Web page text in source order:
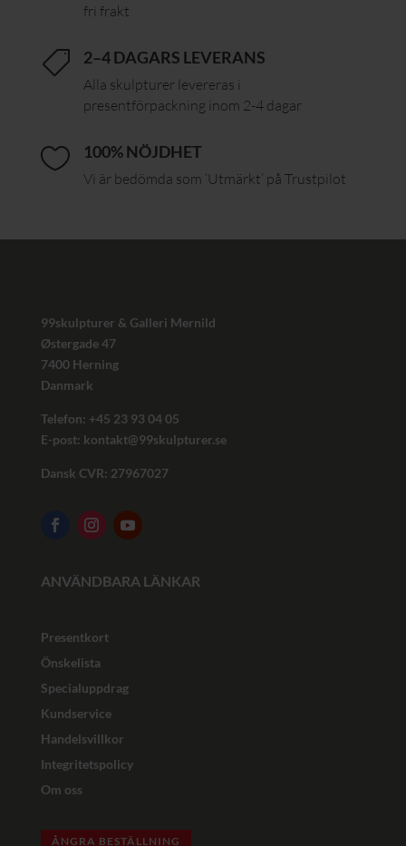
fri frakt
 2–4 DAGARS LEVERANS
Alla skulpturer levereras i
presentförpackning inom 2-4 dagar
 100% NÖJDHET
Vi är bedömda som ’Utmärkt’ på Trustpilot
99skulpturer & Galleri Mernild
Østergade 47
7400 Herning
Danmark
Telefon: +45 23 93 04 05
E-post: kontakt@99skulpturer.se
Dansk CVR: 27967027
ANVÄNDBARA LÄNKAR
Presentkort
Önskelista
Specialuppdrag
Kundservice
Handelsvillkor
Integritetspolicy
Om oss
ÅNGRA BESTÄLLNING